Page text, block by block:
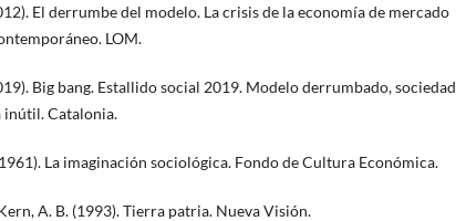
El derrumbe del modelo. La crisis de la economía de mercado
LOM.
Big bang. Estallido social 2019. Modelo derrumbado, sociedad
Catalonia.
La imaginación sociológica. Fondo de Cultura Económica.
A. B. (1993). Tierra patria. Nueva Visión.